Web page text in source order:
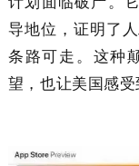
导地位，证明了
条路可走。这种
望，也让美国感受